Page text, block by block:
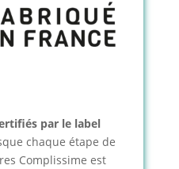
par le label
chaque étape de
Complissime est